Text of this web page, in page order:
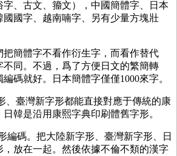
、古文、籀文），中國簡體字、日本
國字、越南喃字、另有少量方塊壯
把簡體字不看作衍生字，而看作替代
同。不過，爲了方便日文的繁簡轉
碼就好。日本簡體字僅僅1000來字。
、臺灣新字形都能直接對應于傳統的康
韓是沿用康熙字典印刷體舊字形。
編碼。把大陸新字形、臺灣新字形、日
放在一起。然後依據不倫不類的漢字